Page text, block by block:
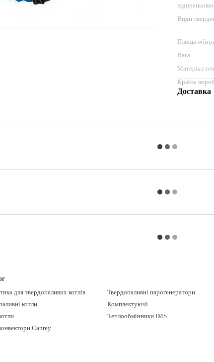
Види
Площа
Вага
Матеріал
Країна
Доставка
для твердопаливих котлів
котли
Canrey
Твердопаливні парогенератори
Комплектуючі
Теплообмінники IMS